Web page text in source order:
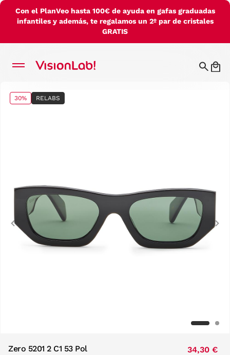
Con el PlanVeo hasta 100€ de ayuda en gafas graduadas
infantiles y además, te regalamos un 2º par de cristales
GRATIS
30% RELABS
Previous
Zero 5201 2 C1 53 Pol 34,30 €